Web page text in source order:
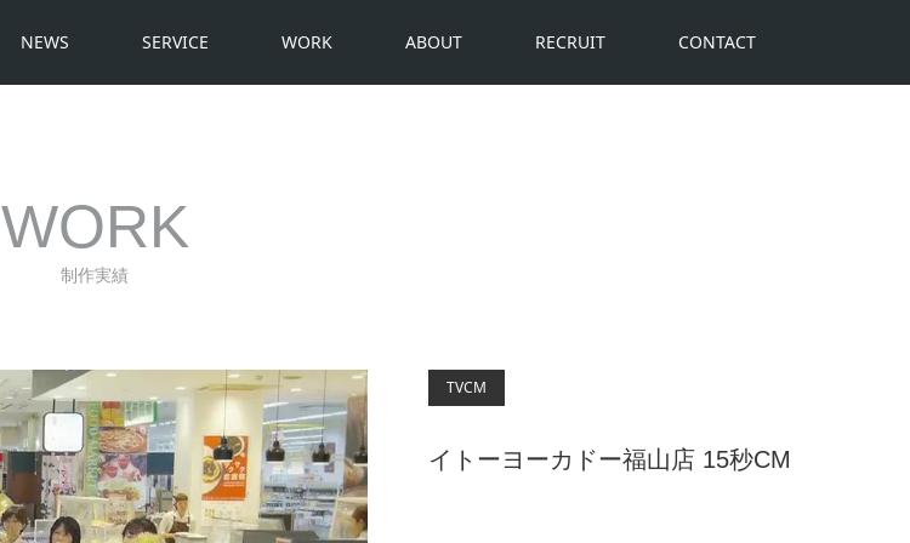
NEWS SERVICE WORK ABOUT RECRUIT CONTACT
WORK
制作実績
TVCM
イトーヨーカドー福山店 15秒CM